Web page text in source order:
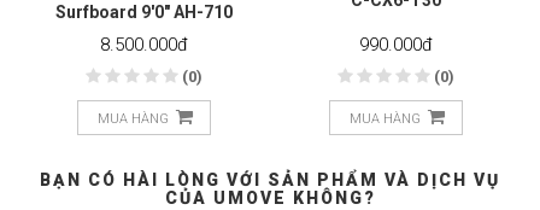
Surfboard 9'0" AH-710
8.500.000đ
(0)
MUA HÀNG
990.000đ
(0)
MUA HÀNG
BẠN CÓ HÀI LÒNG VỚI SẢN PHẨM VÀ DỊCH VỤ
CỦA UMOVE KHÔNG?